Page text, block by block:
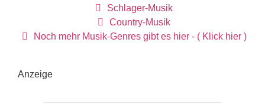
Schlager-Musik
Country-Musik
Noch mehr Musik-Genres gibt es hier - ( Klick hier )
Anzeige